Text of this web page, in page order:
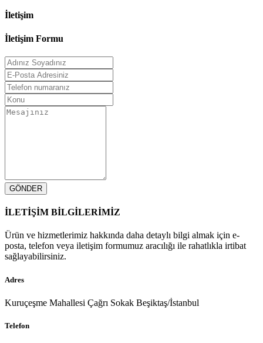
İletişim
İletişim Formu
GÖNDER
İLETİŞİM BİLGİLERİMİZ
Ürün ve hizmetlerimiz hakkında daha detaylı bilgi almak için e-
posta, telefon veya iletişim formumuz aracılığı ile rahatlıkla irtibat
sağlayabilirsiniz.
Adres
Kuruçeşme Mahallesi Çağrı Sokak Beşiktaş/İstanbul
Telefon